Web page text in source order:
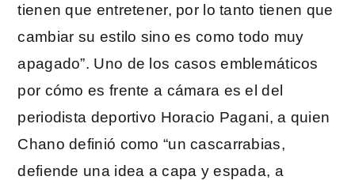
tienen que entretener, por lo tanto tienen que
cambiar su estilo sino es como todo muy
apagado”. Uno de los casos emblemáticos
por cómo es frente a cámara es el del
periodista deportivo Horacio Pagani, a quien
Chano definió como “un cascarrabias,
defiende una idea a capa y espada, a